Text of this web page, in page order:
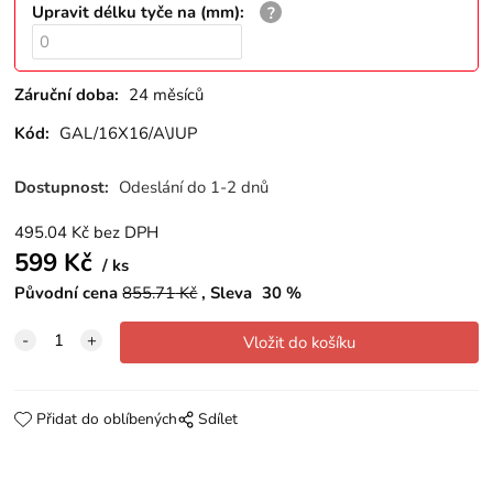
Upravit délku tyče na (mm):
Záruční doba: 24 měsíců
Kód: GAL/16X16/A\JUP
Dostupnost: Odeslání do 1-2 dnů
495.04 Kč bez DPH
599 Kč
ks
Původní cena 855.71Kč Sleva 30 %
Přidat do oblíbených Sdílet